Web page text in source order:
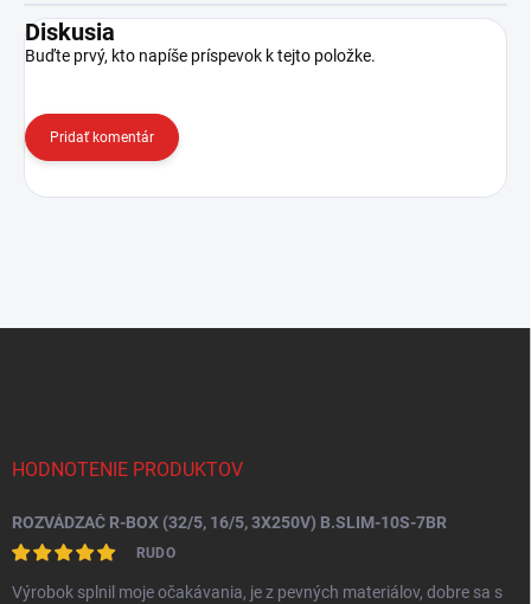
Diskusia
Buďte prvý, kto napíše príspevok k tejto položke.
Pridať komentár
HODNOTENIE PRODUKTOV
ROZVÁDZAČ R-BOX (32/5, 16/5, 3X250V) B.SLIM-10S-7BR
RUDO
Výrobok splnil moje očakávania, je z pevných materiálov, dobre sa s